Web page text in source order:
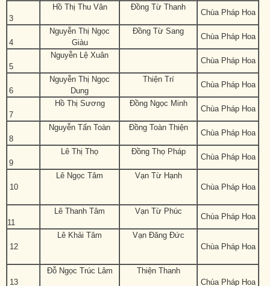
3
Hồ Thị Thu Vân Đồng Từ Thanh
Chùa Pháp Hoa
4
Nguyễn Thị Ngọc
Giàu
Đồng Từ Sang
Chùa Pháp Hoa
5
Nguyễn Lệ Xuân
Chùa Pháp Hoa
6
Nguyễn Thị Ngọc
Dung
Thiện Trí
Chùa Pháp Hoa
7
Hồ Thị Sương Đồng Ngọc Minh
Chùa Pháp Hoa
8
Nguyễn Tấn Toàn Đồng Toàn Thiện
Chùa Pháp Hoa
9
Lê Thị Thọ Đồng Thọ Pháp
Chùa Pháp Hoa
10
Lê Ngọc Tâm
Vạn Từ Hạnh
Chùa Pháp Hoa
11
Lê Thanh Tâm Vạn Từ Phúc
Chùa Pháp Hoa
12
Lê Khải Tâm
Vạn Đăng Đức
Chùa Pháp Hoa
13
Đỗ Ngọc Trúc Lâm
Thiện Thanh
Chùa Pháp Hoa